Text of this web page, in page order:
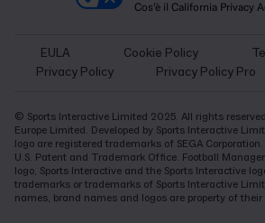
Cos'è il California Privacy
EULA Cookie Policy
Privacy Policy
Privacy Policy Pro
© Sports Interactive Limited 2025. All rights
Europe Limited. Developed by Sports Interactive
logo are registered trademarks of SEGA
U.S. Patent and Trademark Office. Football
logo, Sports Interactive and the Sports Interactive
trademarks or trademarks of Sports Interactive
names, brand names and logos are property of their